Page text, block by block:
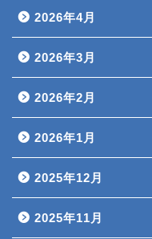
2026年4月
2026年3月
2026年2月
2026年1月
2025年12月
2025年11月